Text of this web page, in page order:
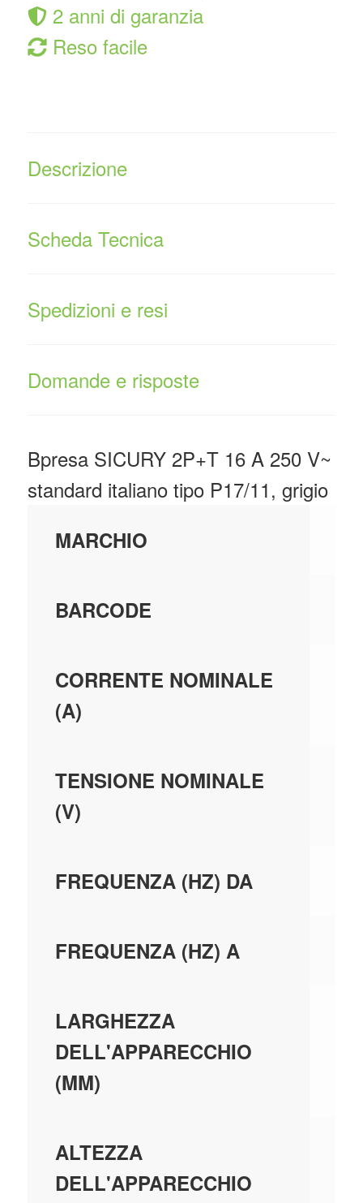
2 anni di garanzia
Reso facile
Descrizione
Scheda Tecnica
Spedizioni e resi
Domande e risposte
Bpresa SICURY 2P+T 16 A 250 V~
standard italiano tipo P17/11, grigio
MARCHIO
BARCODE
CORRENTE NOMINALE
(A)
TENSIONE NOMINALE
(V)
FREQUENZA (HZ) DA
FREQUENZA (HZ) A
LARGHEZZA
DELL'APPARECCHIO
(MM)
ALTEZZA
DELL'APPARECCHIO